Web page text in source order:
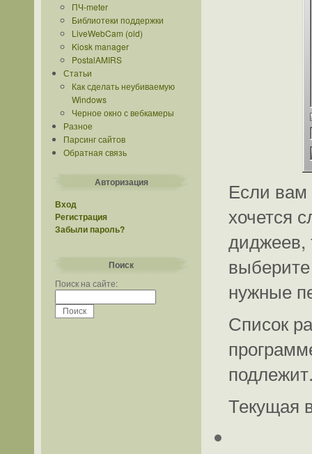
ПЧ-meter
Библиотеки поддержки
LiveWebCam (old)
Kiosk manager
PostalAMIRS
Статьи
Как сделать неубиваемую
Windows
Черное окно с вебкамеры
Разное
Парсинг сайтов
Обратная связь
Авторизация
Вход
Регистрация
Забыли пароль?
Поиск
Поиск на сайте:
Если вам
хочется
диджеев,
нужные
Список
Текущая